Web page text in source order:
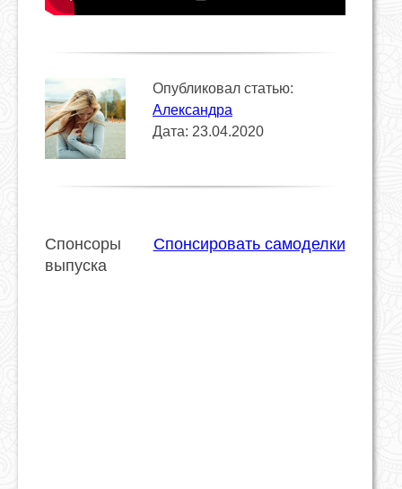
Опубликовал статью:
Александра
Дата: 23.04.2020
Спонсировать самоделки
Спонсоры
выпуска